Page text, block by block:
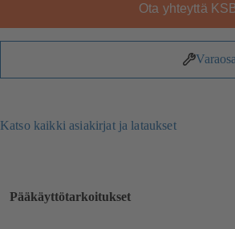
Ota yhteyttä
Katso kaikki asiakirjat ja lataukset
Pääkäyttötarkoitukset